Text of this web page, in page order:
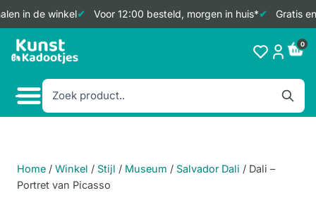
in de winkel Voor 12:00 besteld, morgen in huis* Gratis
Doorgaan
naar
0
Home / Winkel / Stijl / Museum / Salvador Dali / Dali –
Portret van Picasso